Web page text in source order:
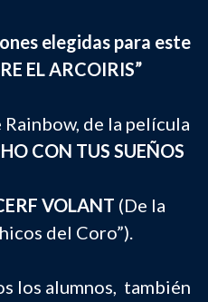
elegidas para este
EL ARCOIRIS”
de la película
CON TUS SUEÑOS
VOLANT (De la
del Coro”).
los alumnos, también